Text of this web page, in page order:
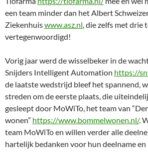
een team minder dan het Albert
Ziekenhuiswww.asz.nl, die zelfs met drie
vertegenwoordigd!
Vorig jaar werd de wisselbeker in de
Snijders Intelligent Automation https://
de laatste wedstrijd bleef het spannend,
streden om de eerste plaats, die
gesleept door MoWiTo, het team van
wonen” https://www.bommelwonen.nl/.
team MoWiTo en willen verder alle
hartelijk bedanken voor hun deelname en